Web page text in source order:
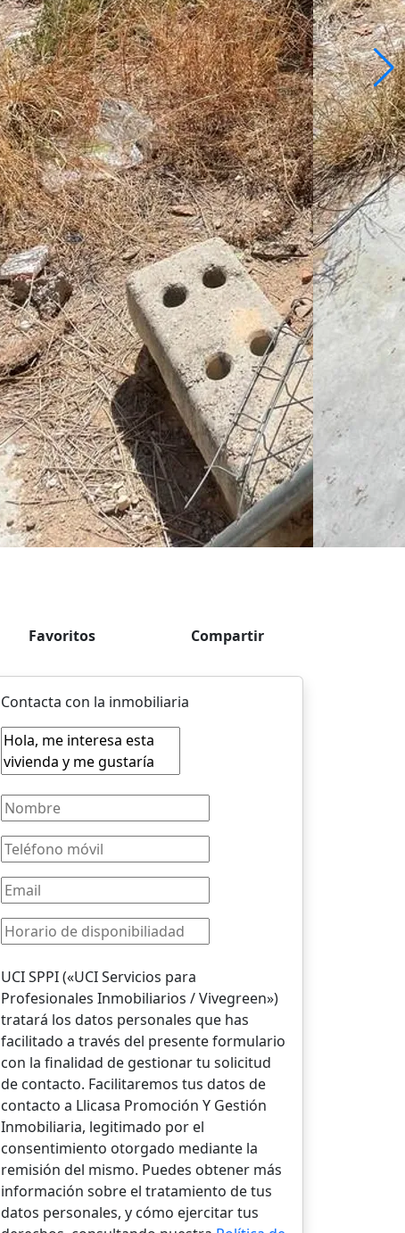
Favoritos Compartir
Contacta con la inmobiliaria
UCI SPPI («UCI Servicios para
Profesionales Inmobiliarios / Vivegreen»)
tratará los datos personales que has
facilitado a través del presente formulario
con la finalidad de gestionar tu solicitud
de contacto. Facilitaremos tus datos de
contacto a Llicasa Promoción Y Gestión
Inmobiliaria, legitimado por el
consentimiento otorgado mediante la
remisión del mismo. Puedes obtener más
información sobre el tratamiento de tus
datos personales, y cómo ejercitar tus